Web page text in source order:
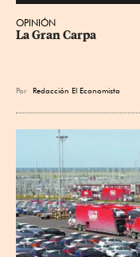
OPINIÓN
La Gran Carpa
Por Redacción El Economista